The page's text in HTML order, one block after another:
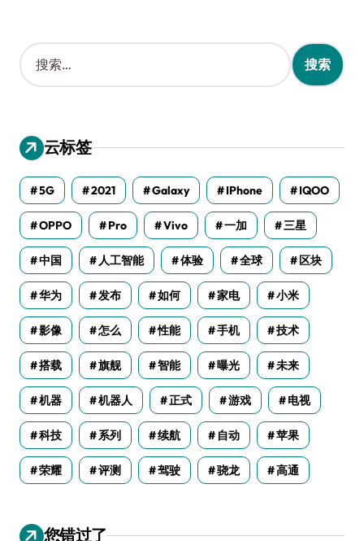
搜
索
：
云标签
5G 2021 Galaxy IPhone IQOO
OPPO Pro Vivo 一加 三星
中国 人工智能 体验 全球 区块
华为 发布 如何 家电 小米
影像 怎么 性能 手机 技术
搭载 旗舰 智能 曝光 未来
机器 机器人 正式 游戏 电视
科技 系列 续航 自动 苹果
荣耀 评测 驾驶 骁龙 高通
您错过了